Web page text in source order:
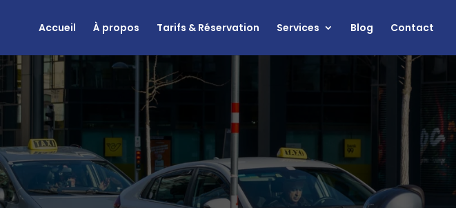
Accueil À propos Tarifs & Réservation Services Blog Contact